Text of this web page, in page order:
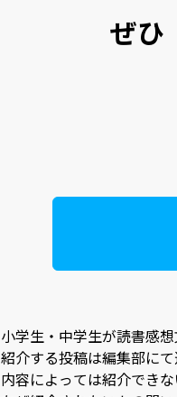
ぜひ
小学生・中学生が読書感
紹介する投稿は編集部に
内容によっては紹介できな